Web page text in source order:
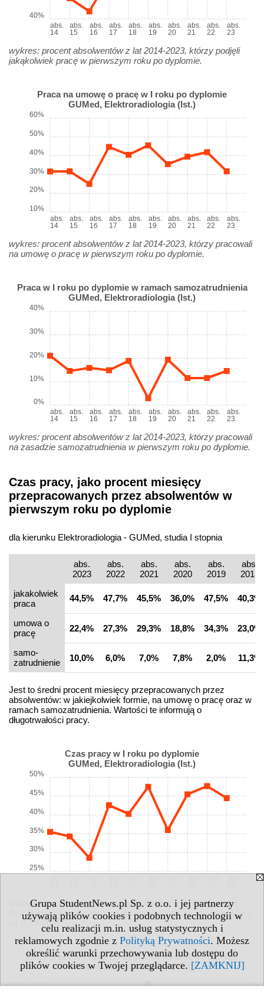
Grupa StudentNews.pl Sp. z o.o. i jej partnerzy
używają plików cookies i podobnych technologii w
celu realizacji m.in. usług statystycznych i
reklamowych zgodnie z Polityką Prywatności. Możesz
określić warunki przechowywania lub dostępu do
plików cookies w Twojej przeglądarce. [ZAMKNIJ]
abs.
14
abs.
15
abs.
16
abs.
17
abs.
18
abs.
19
abs.
20
abs.
21
abs.
22
abs.
23
40%
wykres: procent absolwentów z lat 2014-2023, którzy podjęli
jakąkolwiek pracę w pierwszym roku po dyplomie.
Praca na umowę o pracę w I roku po dyplomie
GUMed, Elektroradiologia (Ist.)
abs.
14
abs.
15
abs.
16
abs.
17
abs.
18
abs.
19
abs.
20
abs.
21
abs.
22
abs.
23
10%
20%
30%
40%
50%
60%
wykres: procent absolwentów z lat 2014-2023, którzy pracowali
na umowę o pracę w pierwszym roku po dyplomie.
Praca w I roku po dyplomie w ramach samozatrudnienia
GUMed, Elektroradiologia (Ist.)
abs.
14
abs.
15
abs.
16
abs.
17
abs.
18
abs.
19
abs.
20
abs.
21
abs.
22
abs.
23
0%
10%
20%
30%
40%
wykres: procent absolwentów z lat 2014-2023, którzy pracowali
na zasadzie samozatrudnienia w pierwszym roku po dyplomie.
Czas pracy, jako procent miesięcy
przepracowanych przez absolwentów w
pierwszym roku po dyplomie
dla kierunku Elektroradiologia - GUMed, studia I stopnia
abs.
2023
abs.
2022
abs.
2021
abs.
2020
abs.
2019
abs.
2018
jakakolwiek
praca
44,5% 47,7% 45,5% 36,0% 47,5% 40,3%
umowa o
pracę
22,4% 27,3% 29,3% 18,8% 34,3% 23,0%
samo­
zatrudnienie
10,0% 6,0% 7,0% 7,8% 2,0% 11,3%
Jest to średni procent miesięcy przepracowanych przez
absolwentów: w jakiejkolwiek formie, na umowę o pracę oraz w
ramach samozatrudnienia. Wartości te informują o
długotrwałości pracy.
Czas pracy w I roku po dyplomie
GUMed, Elektroradiologia (Ist.)
25%
30%
35%
40%
45%
50%
wykres: procent miesięcy przepracowanych w jakiejkolwiek
formie w pierwszym roku po dyplomie. Dotyczy absolwentów z
lat 2014-2023.
Czas pracy w I roku po dyplomie na umowę o pracę
GUMed, Elektroradiologia (Ist.)